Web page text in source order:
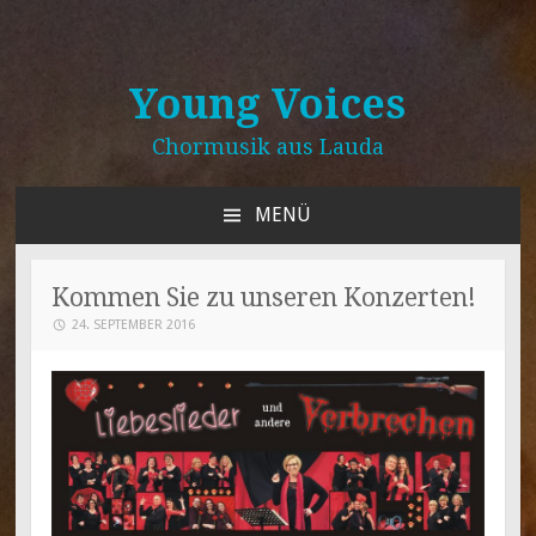
Young Voices
Chormusik aus Lauda
MENÜ
SPRINGEN
Kommen Sie zu unseren Konzerten!
24. SEPTEMBER 2016